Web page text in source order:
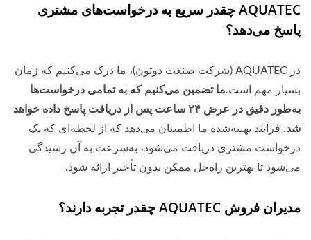
AQUATEC چقدر سریع به درخواست‌های مشتری
پاسخ می‌دهد؟
در AQUATEC (شرکت صنعت دوتون)، ما درک می‌کنیم که زمان
بسیار مهم است.ما تضمین می‌کنیم که به تمامی درخواست‌ها
به‌طور دقیق در عرض ۲۴ ساعت پس از دریافت پاسخ داده خواهد
شد. فرآیند بهینه‌شده ما اطمینان می‌دهد که از لحظه‌ای که یک
درخواست مشتری دریافت می‌شود، به‌سرعت به آن رسیدگی
می‌شود تا بهترین راه‌حل ممکن بدون تأخیر ارائه شود.
مدیران فروش AQUATEC چقدر تجربه دارند؟